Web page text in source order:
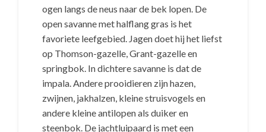
ogen langs de neus naar de bek lopen. De
open savanne met halflang gras is het
favoriete leefgebied. Jagen doet hij het liefst
op Thomson-gazelle, Grant-gazelle en
springbok. In dichtere savanne is dat de
impala. Andere prooidieren zijn hazen,
zwijnen, jakhalzen, kleine struisvogels en
andere kleine antilopen als duiker en
steenbok. De jachtluipaard is met een